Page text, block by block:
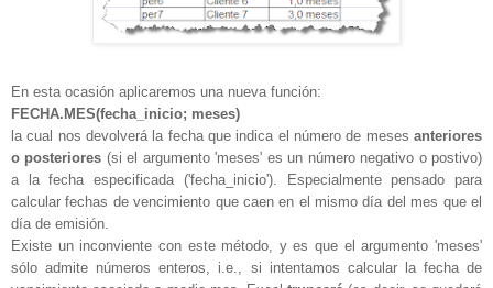
En esta ocasión aplicaremos una nueva función:
FECHA.MES(fecha_inicio; meses)
la cual nos devolverá la fecha que indica el número de meses anteriores
o posteriores (si el argumento 'meses' es un número negativo o postivo)
a la fecha especificada ('fecha_inicio'). Especialmente pensado para
calcular fechas de vencimiento que caen en el mismo día del mes que el
día de emisión.
Existe un inconviente con este método, y es que el argumento 'meses'
sólo admite números enteros, i.e., si intentamos calcular la fecha de